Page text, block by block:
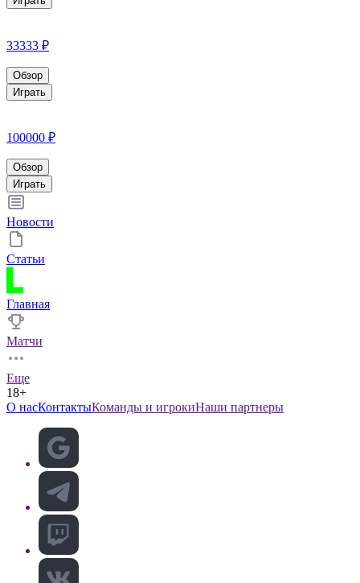
33333 ₽
Обзор
Играть
100000 ₽
Обзор
Играть
Новости
Статьи
Главная
Матчи
Еще
18+
О насКонтактыКоманды и игрокиНаши партнеры